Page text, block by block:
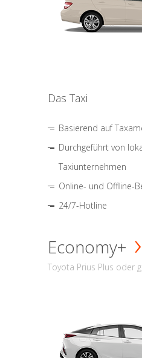
Das Taxi
Basierend auf
Durchgeführt von
Taxiunternehmen
Online- und Offline-
24/7-Hotline
Economy+
Toyota Prius Plus oder